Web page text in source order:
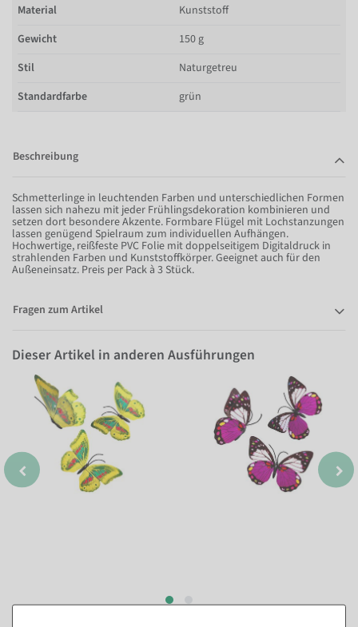
Material
Kunststoff
Gewicht
150 g
Stil
Naturgetreu
Standardfarbe
grün
Beschreibung
Schmetterlinge in leuchtenden Farben und unterschiedlichen Formen
lassen sich nahezu mit jeder Frühlingsdekoration kombinieren und
setzen dort besondere Akzente. Formbare Flügel mit Lochstanzungen
lassen genügend Spielraum zum individuellen Aufhängen.
Hochwertige, reißfeste PVC Folie mit doppelseitigem Digitaldruck in
strahlenden Farben und Kunststoffkörper. Geeignet auch für den
Außeneinsatz. Preis per Pack à 3 Stück.
Fragen zum Artikel
Dieser Artikel in anderen Ausführungen